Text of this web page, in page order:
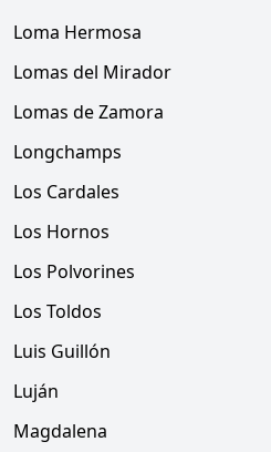
Loma Hermosa
Lomas del Mirador
Lomas de Zamora
Longchamps
Los Cardales
Los Hornos
Los Polvorines
Los Toldos
Luis Guillón
Luján
Magdalena